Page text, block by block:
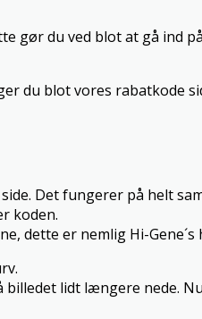
gør du ved blot at gå ind
du blot vores rabatkode
Det fungerer på helt
koden.
dette er nemlig Hi-Gene´s
lidt længere nede.